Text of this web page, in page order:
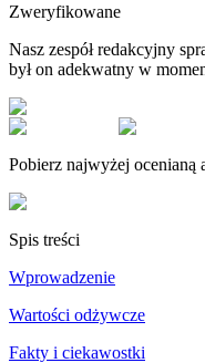
Zweryfikowane
Nasz zespół redakcyjny
był on adekwatny w
Pobierz najwyżej
Spis treści
Wprowadzenie
Wartości odżywcze
Fakty i ciekawostki